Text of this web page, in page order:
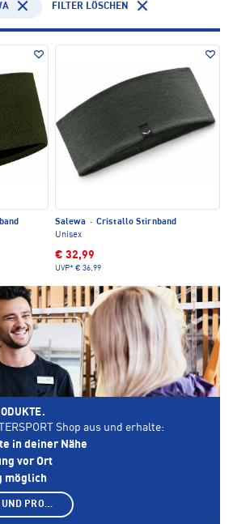
FILTER LÖSCHEN
Salewa · Cristallo Stirnband
Unisex
€ 32,99
UVP* € 36,99
Shop aus und erhalte:
in deiner Nähe
vor Ort
möglich
SHOP AUSWÄHLEN UND PRODUKTE ANZEIGEN